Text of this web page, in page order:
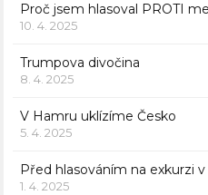
Proč jsem hlasoval PROTI
10. 4. 2025
Trumpova divočina
8. 4. 2025
V Hamru uklízíme Česko
5. 4. 2025
Před hlasováním na exkurzi
1. 4. 2025